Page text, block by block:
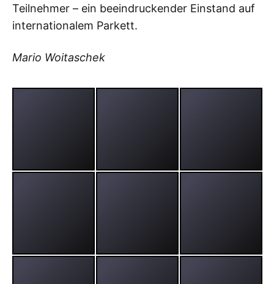
Teilnehmer – ein beeindruckender Einstand auf
internationalem Parkett.
Mario Woitaschek